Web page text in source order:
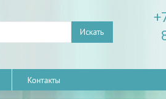
Искать
Контакты